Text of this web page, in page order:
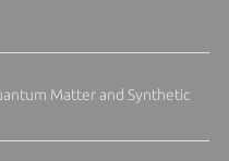
Matter and Synthetic